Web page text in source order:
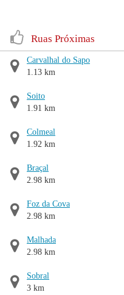
Ruas Próximas
Carvalhal do Sapo
1.13 km
Soito
1.91 km
Colmeal
1.92 km
Braçal
2.98 km
Foz da Cova
2.98 km
Malhada
2.98 km
Sobral
3 km